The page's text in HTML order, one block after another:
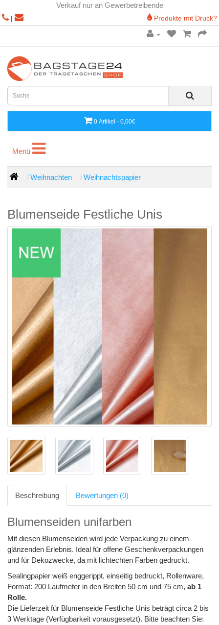
Verkauf nur an Gewerbetreibende
| Produkte mit Druck?
0 Artikel - 0,00€
Menü
Menü
Weihnachten Weihnachtspapier
Blumenseide Festliche Unis
Beschreibung Bewertungen (0)
Blumenseiden unifarben
Mit diesen Blumenseiden wird jede Verpackung zu einem
glänzenden Erlebnis. Ideal für offene Geschenkverpackungen
und für Dekozwecke, da mit lichtechten Farben gedruckt.
Sealingpapier weiß enggerippt, einseitig bedruckt, Rollenware,
Format: 200 Laufmeter in den Breiten 50 cm und 75 cm, ab 1
Rolle.
Die Lieferzeit für Blumenseide Festliche Unis beträgt circa 2 bis
3 Werktage (Verfügbarkeit vorausgesetzt). Bitte beachten Sie: